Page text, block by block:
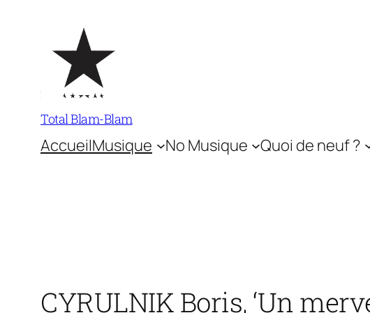
contenu
Total Blam-Blam
AccueilMusique No Musique Quoi de neuf ?
CYRULNIK Boris, ‘Un